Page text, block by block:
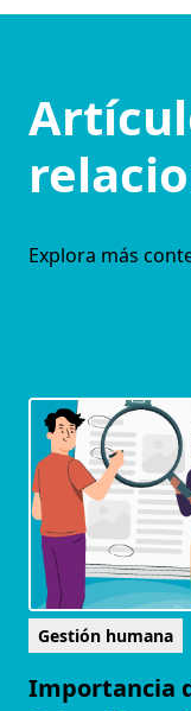
Explora más
Gestión humana
Importancia